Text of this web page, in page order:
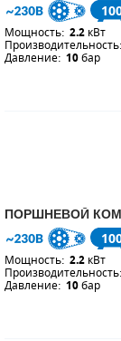
Мощность: 2.2 кВт
Производительность:
Давление: 10бар
ПОРШНЕВОЙ
Мощность: 2.2 кВт
Производительность:
Давление: 10бар